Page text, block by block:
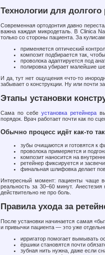
Технологии для долгого
Современная ортодонтия давно
важна каждая микродеталь. В Clinica
только со стороны пациента. За
применяется оптический
композит подбирается так,
проволока адаптируется под
полировка убирает малейшие
И да, тут нет ощущения «что-то
забывает о конструкции. Ну или почти
Этапы установки
Сама по себе установка ретейнера
порядок. Врач работает почти как по
Обычно процесс идёт как-то
зубы очищаются и готовятся к
проволока примеряется и
композит наносится на
ретейнер фиксируется и
финальная шлифовка делает
Интересный момент: пациенты чаще
реальность за 30–60 минут.
действительно не про боль.
Правила ухода за
После установки начинается самая
и привычки пациента — это уже
ирригатор помогает вымывать
ёршики становятся почти
зубная нить нужна, даже если